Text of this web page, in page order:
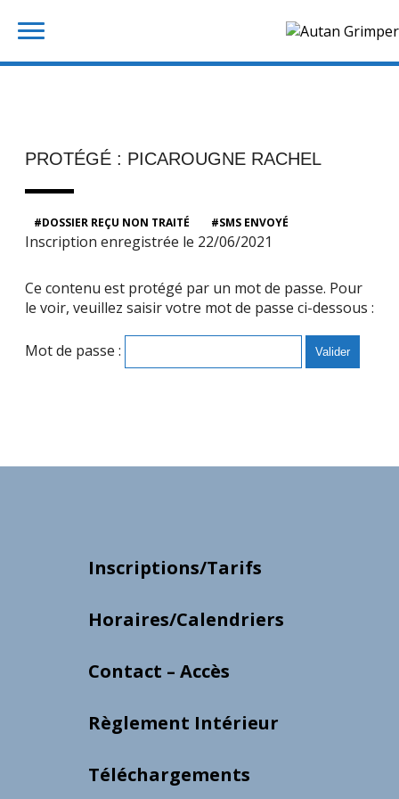
PROTÉGÉ : PICAROUGNE RACHEL
DOSSIER REÇU NON TRAITÉ SMS ENVOYÉ
Inscription enregistrée le 22/06/2021
Ce contenu est protégé par un mot de passe. Pour
le voir, veuillez saisir votre mot de passe ci-dessous :
Mot de passe :
Inscriptions/Tarifs
Horaires/Calendriers
Contact – Accès
Règlement Intérieur
Téléchargements